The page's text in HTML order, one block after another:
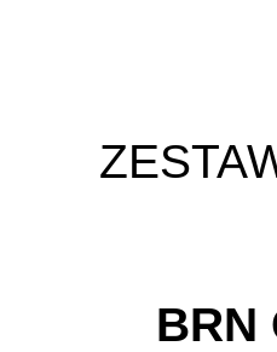
BRN